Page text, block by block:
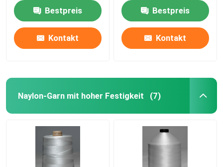
Bestpreis
Kontakt
Bestpreis
Kontakt
Naylon-Garn mit hoher Festigkeit (7)